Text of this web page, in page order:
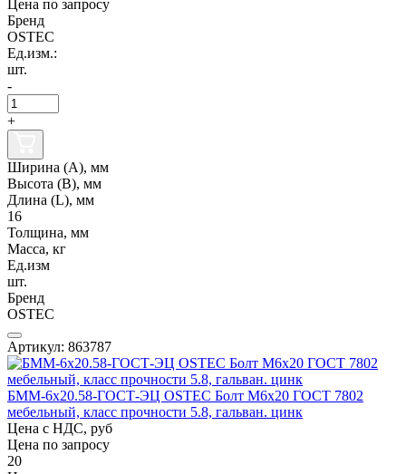
Цена по запросу
Бренд
OSTEC
Ед.изм.:
шт.
-
+
Ширина (А), мм
Высота (В), мм
Длина (L), мм
16
Толщина, мм
Масса, кг
Ед.изм
шт.
Бренд
OSTEC
Артикул: 863787
БММ-6х20.58-ГОСТ-ЭЦ OSTEC Болт М6х20 ГОСТ 7802
мебельный, класс прочности 5.8, гальван. цинк
Цена с НДС, руб
Цена по запросу
20